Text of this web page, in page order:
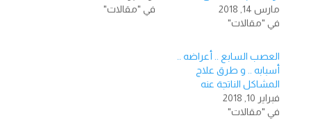
مارس 14, 2018
في "مقالات"
في "مقالات"
العصب السابع .. أعراضه ..
أسبابه .. و طرق علاج
المشاكل الناتجة عنه
فبراير 10, 2018
في "مقالات"